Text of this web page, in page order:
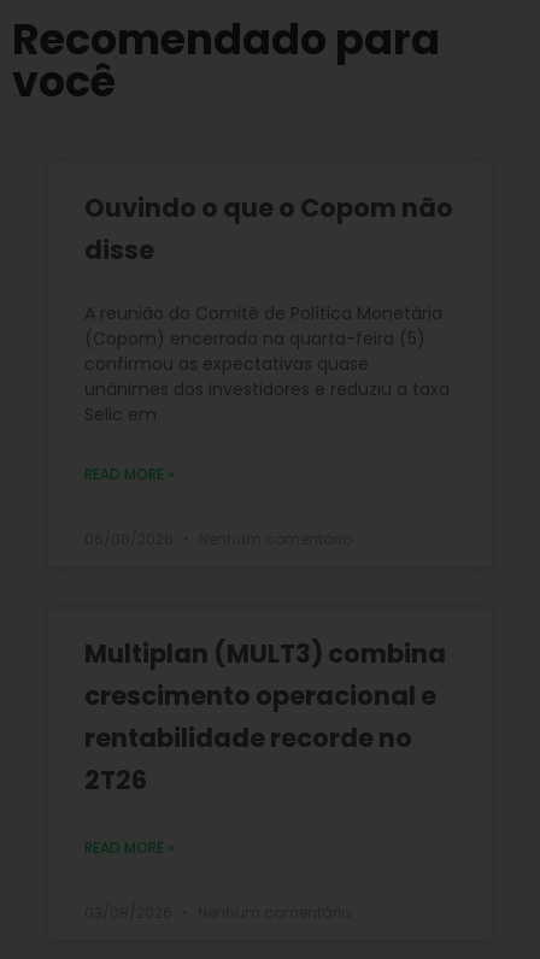
Recomendado para
você
Ouvindo o que o Copom não
disse
A reunião do Comitê de Política Monetária
(Copom) encerrada na quarta-feira (5)
confirmou as expectativas quase
unânimes dos investidores e reduziu a taxa
Selic em
READ MORE »
Multiplan (MULT3) combina
crescimento operacional e
rentabilidade recorde no
2T26
READ MORE »